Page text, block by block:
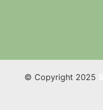
© Copyright 2025